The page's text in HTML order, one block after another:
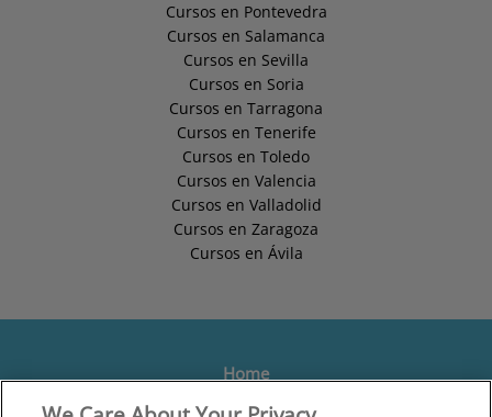
Cursos en Pontevedra
Cursos en Salamanca
Cursos en Sevilla
Cursos en Soria
Cursos en Tarragona
Cursos en Tenerife
Cursos en Toledo
Cursos en Valencia
Cursos en Valladolid
Cursos en Zaragoza
Cursos en Ávila
Home
Formación